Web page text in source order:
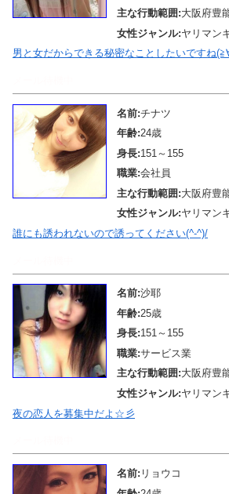
主な行動範囲:大阪府豊
女性ジャンル:ヤリマン
男と女だからできる秘密なことしたいですね
名前:チナツ
年齢:24歳
身長:151～155
職業:会社員
主な行動範囲:大阪府豊
女性ジャンル:ヤリマン
誰にも誘われないので誘ってください(^-^)/
名前:沙耶
年齢:25歳
身長:151～155
職業:サービス業
主な行動範囲:大阪府豊
女性ジャンル:ヤリマン
夜の恋人を募集中だよ☆彡
名前: リョウコ